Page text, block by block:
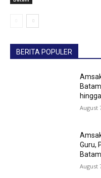
BERITA POPULER
August
Guru,
Batam
August